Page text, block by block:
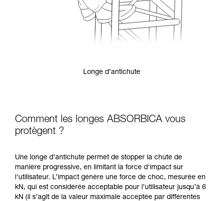
Longe d’antichute
Comment les longes ABSORBICA vous
protègent ?
Une longe d’antichute permet de stopper la chute de
manière progressive, en limitant la force d'impact sur
l'utilisateur. L’impact génère une force de choc, mesurée en
kN, qui est considérée acceptable pour l’utilisateur jusqu’à 6
kN (il s’agit de la valeur maximale acceptée par différentes